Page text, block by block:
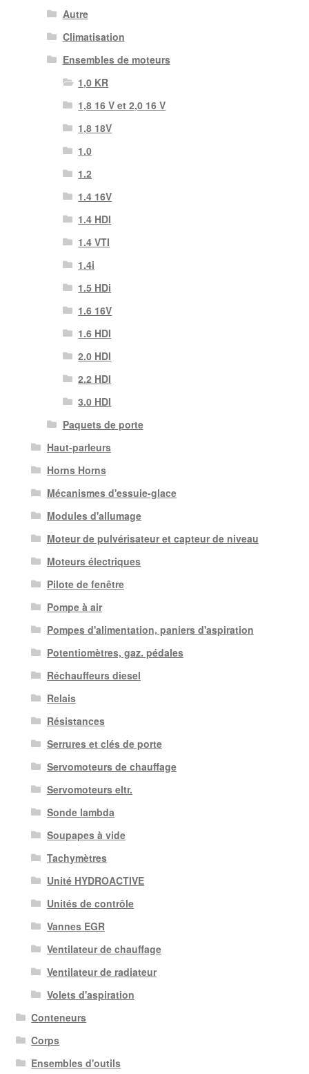
Autre
Climatisation
Ensembles de moteurs
1,0 KR
1,8 16 V et 2,0 16 V
1,8 18V
1.0
1.2
1.4 16V
1.4 HDI
1.4 VTI
1.4i
1.5 HDi
1.6 16V
1.6 HDI
2.0 HDI
2.2 HDI
3.0 HDI
Paquets de porte
Haut-parleurs
Horns Horns
Mécanismes d'essuie-glace
Modules d'allumage
Moteur de pulvérisateur et capteur de niveau
Moteurs électriques
Pilote de fenêtre
Pompe à air
Pompes d'alimentation, paniers d'aspiration
Potentiomètres, gaz. pédales
Réchauffeurs diesel
Relais
Résistances
Serrures et clés de porte
Servomoteurs de chauffage
Servomoteurs eltr.
Sonde lambda
Soupapes à vide
Tachymètres
Unité HYDROACTIVE
Unités de contrôle
Vannes EGR
Ventilateur de chauffage
Ventilateur de radiateur
Volets d'aspiration
Conteneurs
Corps
Ensembles d'outils